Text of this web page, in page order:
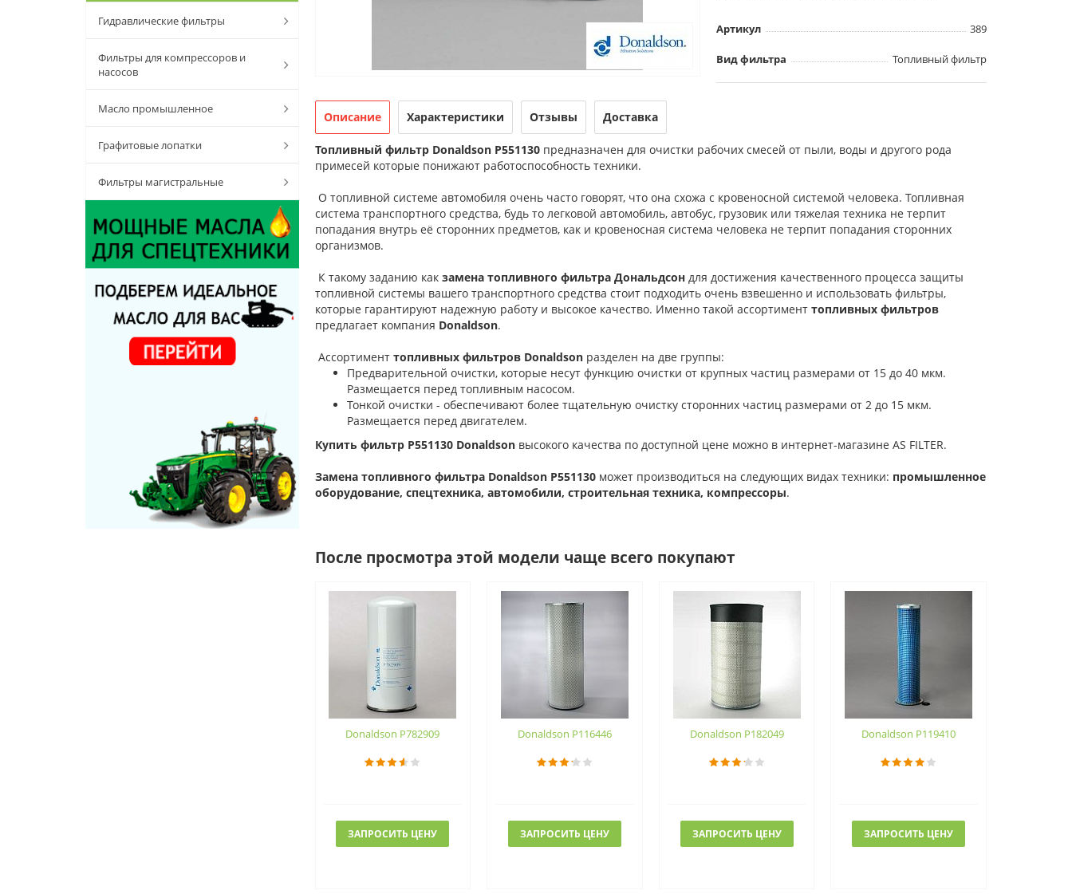
Гидравлические фильтры
Фильтры для компрессоров и
насосов
Масло промышленное
Графитовые лопатки
Фильтры магистральные
Артикул 389
Вид фильтра Топливный фильтр
Описание Характеристики Отзывы Доставка
Топливный фильтр Donaldson P551130предназначен для очистки рабочих смесей от пыли, воды и другого рода
примесей которые понижают работоспособность техники.
О топливной системе автомобиля очень часто говорят, что она схожа с кровеносной системой человека. Топливная
система транспортного средства, будь то легковой автомобиль, автобус, грузовик или тяжелая техника не терпит
попадания внутрь её сторонних предметов, как и кровеносная система человека не терпит попадания сторонних
организмов.
К такому заданию как замена топливного фильтра Дональдсондля достижения качественного процесса защиты
топливной системы вашего транспортного средства стоит подходить очень взвешенно и использовать фильтры,
которые гарантируют надежную работу и высокое качество. Именно такой ассортимент топливных фильтров
предлагает компания Donaldson.
Ассортимент топливных фильтров Donaldsonразделен на две группы:
Предварительной очистки, которые несут функцию очистки от крупных частиц размерами от 15 до 40 мкм.
Размещается перед топливным насосом.
Тонкой очистки - обеспечивают более тщательную очистку сторонних частиц размерами от 2 до 15 мкм.
Размещается перед двигателем.
Купить фильтр P551130 Donaldsonвысокого качества по доступной цене можно в интернет-магазине AS FILTER.
Замена топливного фильтра Donaldson P551130может производиться на следующих видах техники: промышленное
оборудование, спецтехника, автомобили, строительная техника, компрессоры.
После просмотра этой модели чаще всего покупают
Donaldson P782909
ЗАПРОСИТЬ ЦЕНУ
Donaldson P116446
ЗАПРОСИТЬ ЦЕНУ
Donaldson P182049
ЗАПРОСИТЬ ЦЕНУ
Donaldson P119410
ЗАПРОСИТЬ ЦЕНУ